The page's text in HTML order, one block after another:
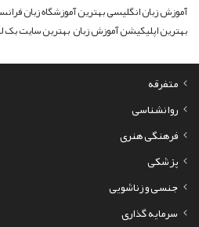
آموزش زبان انگلیسیبهترین آموزشگاه زبان
بهترین اپلیکیشن آموزش زبانبهترین سایت بک
متفرقه
روانشناسی
فرهنگی هنری
پزشکی
جنسی و زناشویی
سرمایه گذاری